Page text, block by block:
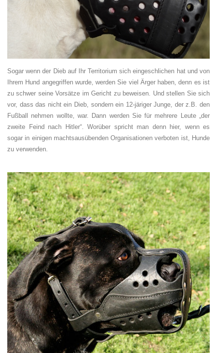
Sogar wenn der Dieb auf Ihr Territorium sich eingeschlichen hat und von
Ihrem Hund angegriffen wurde, werden Sie viel Ärger haben, denn es ist
zu schwer seine Vorsätze im Gericht zu beweisen. Und stellen Sie sich
vor, dass das nicht ein Dieb, sondern ein 12-järiger Junge, der z.B. den
Fußball nehmen wollte, war. Dann werden Sie für mehrere Leute „der
zweite Feind nach Hitler“. Worüber spricht man denn hier, wenn es
sogar in einigen machtsausübenden Organisationen verboten ist, Hunde
zu verwenden.